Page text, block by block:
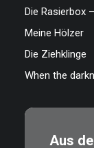
Die Rasierbox
Meine Hölzer
Die Ziehklinge
When the
Aus